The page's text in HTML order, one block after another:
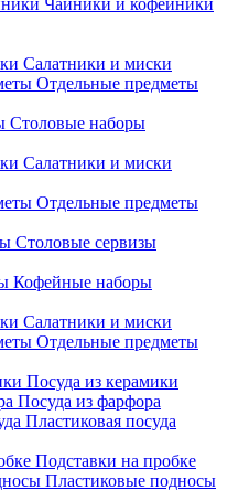
Салатники и миски
Отдельные предметы
Столовые наборы
Салатники и миски
Отдельные предметы
Столовые сервизы
Кофейные наборы
Салатники и миски
Отдельные предметы
Посуда из керамики
Посуда из фарфора
Пластиковая посуда
Подставки на пробке
Пластиковые подносы